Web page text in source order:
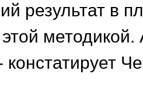
результат в